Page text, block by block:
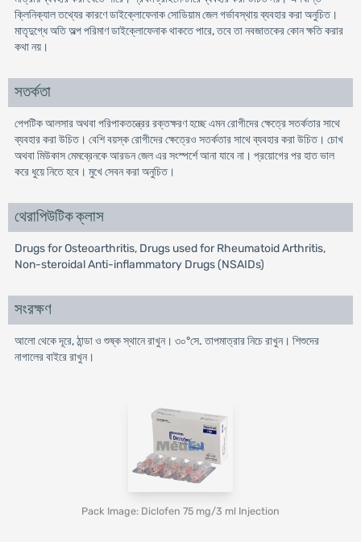
ক্লিনিক্যাল তথ্যের কারণে ডাইক্লোফেনাক সোডিয়াম জেল গর্ভাবস্থায় ব্যবহার করা অনুচিত।
মাতৃদুগ্ধে অতি অল্প পরিমাণ ডাইক্লোফেনাক থাকতে পারে, তবে তা নবজাতকের কোন ক্ষতি করার
কথা নয়।
সতর্কতা
পেপটিক আলসার অথবা পরিপাকতন্ত্রের রক্তক্ষরণ হচ্ছে এমন রোগীদের ক্ষেত্রে সতর্কতার সাথে
ব্যবহার করা উচিত। বেশি বয়স্ক রোগীদের ক্ষেত্রেও সতর্কতার সাথে ব্যবহার করা উচিত। চোখ
অথবা মিউকাস মেমব্রেনকে আরডন জেল এর সংস্পর্শে আনা যাবে না। প্রয়োগের পর হাত ভাল
করে ধুয়ে নিতে হবে। মুখে সেবন করা অনুচিত।
থেরাপিউটিক ক্লাস
Drugs for Osteoarthritis, Drugs used for Rheumatoid Arthritis,
Non-steroidal Anti-inflammatory Drugs (NSAIDs)
সংরক্ষণ
আলো থেকে দূরে, ঠান্ডা ও শুষ্ক স্থানে রাখুন। ৩০°সে. তাপমাত্রার নিচে রাখুন। শিশুদের
নাগালের বাইরে রাখুন।
Pack Image: Diclofen 75 mg/3 ml Injection